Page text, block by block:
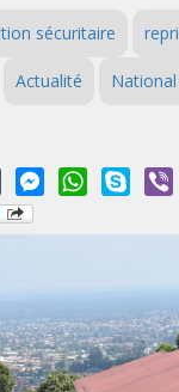
sécuritaire
Actualité National
WordPressMessengerWhatsApp
Skype